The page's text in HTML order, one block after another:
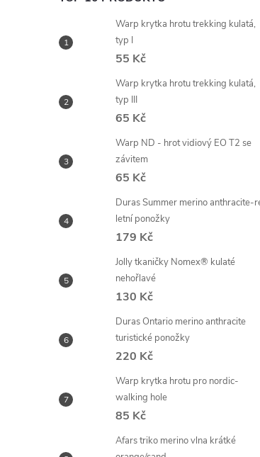
Warp krytka hrotu trekking kulatá,
typ I
55 Kč
Warp krytka hrotu trekking kulatá,
typ III
65 Kč
Warp ND - hrot vidiový EO T2 se
závitem
65 Kč
Duras Summer merino anthracite-
letní ponožky
179 Kč
Jolly tkaničky Nomex® kulaté
nehořlavé
130 Kč
Duras Ontario merino anthracite
turistické ponožky
220 Kč
Warp krytka hrotu pro nordic-
walking hole
85 Kč
Afars triko merino vlna krátké